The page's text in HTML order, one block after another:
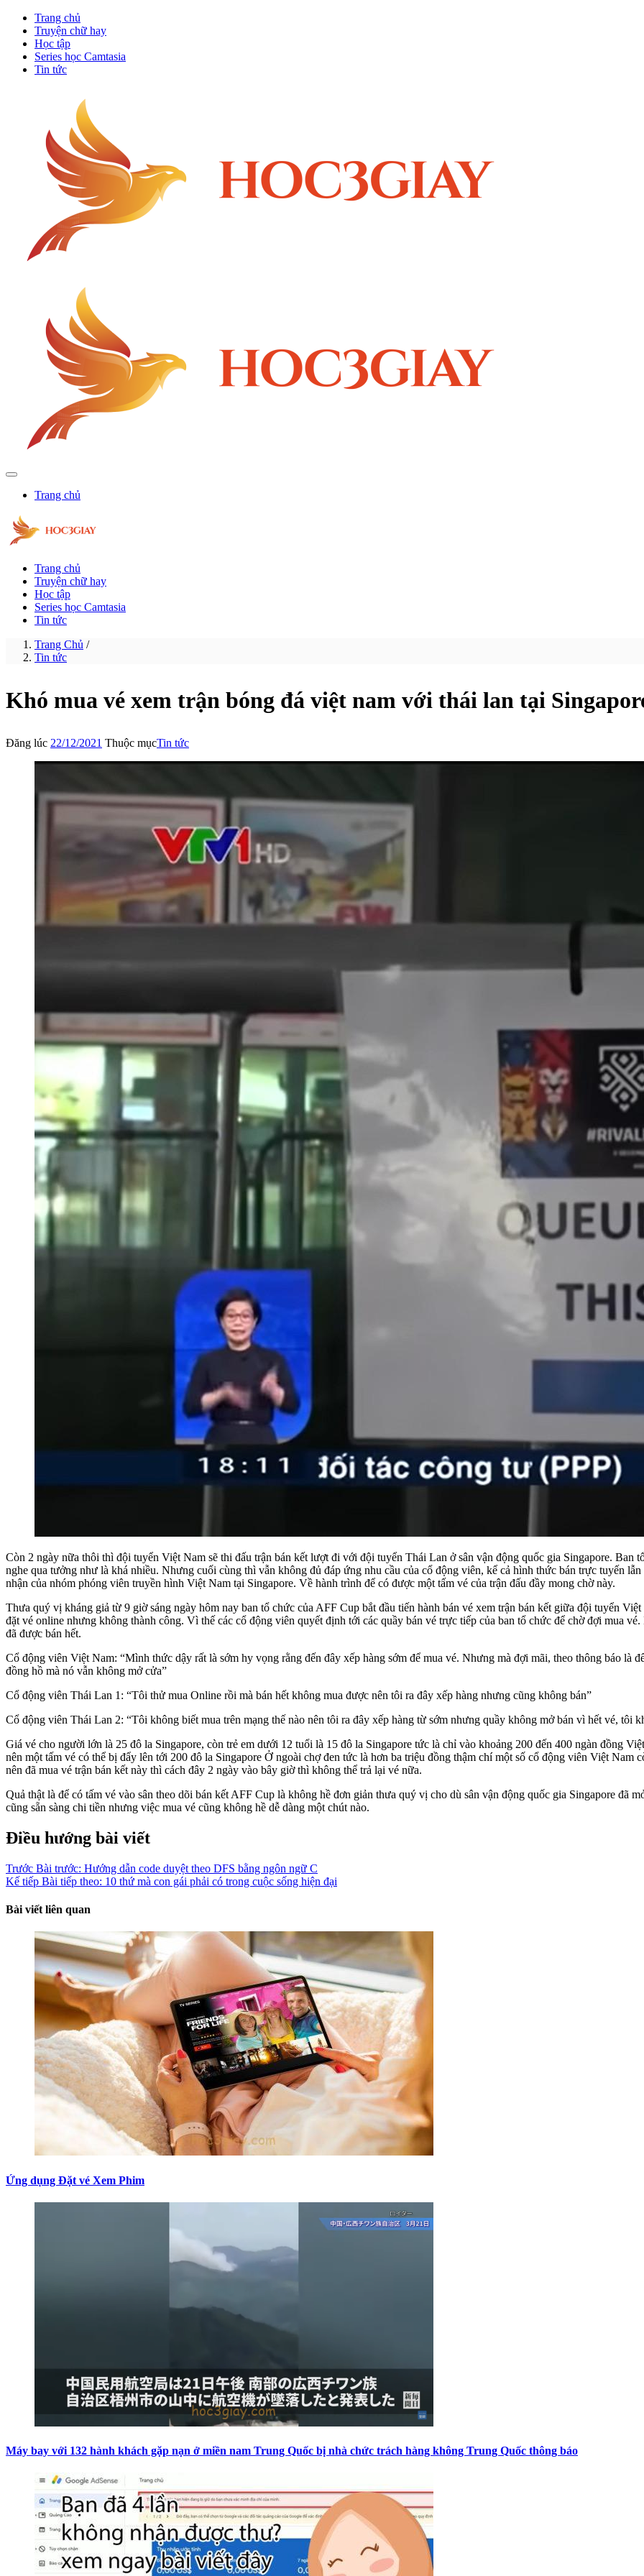
Trang chủ
Truyện chữ hay
Học tập
Series học Camtasia
Tin tức
Trang chủ
Trang chủ
Truyện chữ hay
Học tập
Series học Camtasia
Tin tức
Trang Chủ /
Tin tức
Khó mua vé xem trận bóng đá việt nam với thái lan tại
Đăng lúc 22/12/2021 Thuộc mụcTin tức
Còn 2 ngày nữa thôi thì đội tuyển Việt Nam sẽ thi đấu trận bán kết lượt đi với đội tuyển Thái Lan ở sân vận động quốc gia Singapore. Ban
nghe qua tưởng như là khá nhiều. Nhưng cuối cùng thì vẫn không đủ đáp ứng nhu cầu của cổ động viên, kể cả hình thức bán trực tuyến
nhận của nhóm phóng viên truyền hình Việt Nam tại Singapore. Về hành trình để có được một tấm vé của trận đấu đầy mong chờ này.
Thưa quý vị kháng giả từ 9 giờ sáng ngày hôm nay ban tổ chức của AFF Cup bắt đầu tiến hành bán vé xem trận bán kết giữa đội tuyển
đặt vé online nhưng không thành công. Vì thế các cổ động viên quyết định tới các quầy bán vé trực tiếp của ban tổ chức để chờ đợi mua
đã được bán hết.
Cổ động viên Việt Nam: “Mình thức dậy rất là sớm hy vọng rằng đến đây xếp hàng sớm để mua vé. Nhưng mà đợi mãi, theo thông báo là
đồng hồ mà nó vẫn không mở cửa”
Cổ động viên Thái Lan 1: “Tôi thử mua Online rồi mà bán hết không mua được nên tôi ra đây xếp hàng nhưng cũng không bán”
Cổ động viên Thái Lan 2: “Tôi không biết mua trên mạng thế nào nên tôi ra đây xếp hàng từ sớm nhưng quầy không mở bán vì hết vé, tôi
Giá vé cho người lớn là 25 đô la Singapore, còn trẻ em dưới 12 tuổi là 15 đô la Singapore tức là chỉ vào khoảng 200 đến 400 ngàn đồng
nên một tấm vé có thể bị đẩy lên tới 200 đô la Singapore Ở ngoài chợ đen tức là hơn ba triệu đồng thậm chí một số cổ động viên Việt Nam
nên đã mua vé trận bán kết này thì cách đây 2 ngày vào bây giờ thì không thể trả lại vé nữa.
Quả thật là để có tấm vé vào sân theo dõi bán kết AFF Cup là không hề đơn giản thưa quý vị cho dù sân vận động quốc gia Singapore đã
cũng sẵn sàng chi tiền nhưng việc mua vé cũng không hề dễ dàng một chút nào.
Điều hướng bài viết
Trước Bài trước: Hướng dẫn code duyệt theo DFS bằng ngôn ngữ C
Kế tiếp Bài tiếp theo: 10 thứ mà con gái phải có trong cuộc sống hiện đại
Bài viết liên quan
Ứng dụng Đặt vé Xem Phim
Máy bay với 132 hành khách gặp nạn ở miền nam Trung Quốc bị nhà chức trách hàng không Trung Quốc thông báo